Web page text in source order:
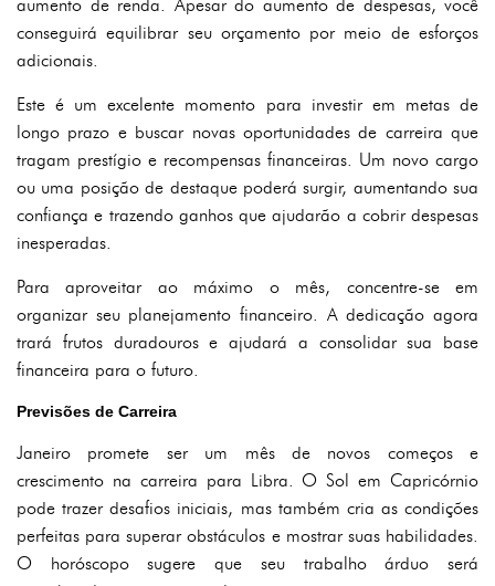
aumento de renda. Apesar do aumento de despesas, você
conseguirá equilibrar seu orçamento por meio de esforços
adicionais.
Este é um excelente momento para investir em metas de
longo prazo e buscar novas oportunidades de carreira que
tragam prestígio e recompensas financeiras. Um novo cargo
ou uma posição de destaque poderá surgir, aumentando sua
confiança e trazendo ganhos que ajudarão a cobrir despesas
inesperadas.
Para aproveitar ao máximo o mês, concentre-se em
organizar seu planejamento financeiro. A dedicação agora
trará frutos duradouros e ajudará a consolidar sua base
financeira para o futuro.
Previsões de Carreira
Janeiro promete ser um mês de novos começos e
crescimento na carreira para Libra. O Sol em Capricórnio
pode trazer desafios iniciais, mas também cria as condições
perfeitas para superar obstáculos e mostrar suas habilidades.
O horóscopo sugere que seu trabalho árduo será